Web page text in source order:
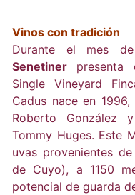
Vinos con tradición
Durante el mes
Senetiner presenta
Single Vineyard
Cadus nace en
Roberto González
Tommy Huges. Este
uvas provenientes
de Cuyo), a 1150
potencial de guarda